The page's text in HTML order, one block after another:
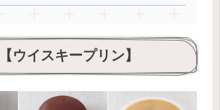
ウイスキープリン】